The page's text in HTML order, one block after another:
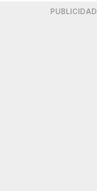
PUBLICIDAD